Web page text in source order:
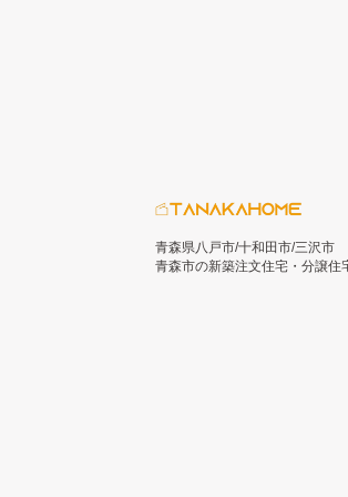
青森県八戸市/十和田市/三沢市
青森市の新築注文住宅・分譲住